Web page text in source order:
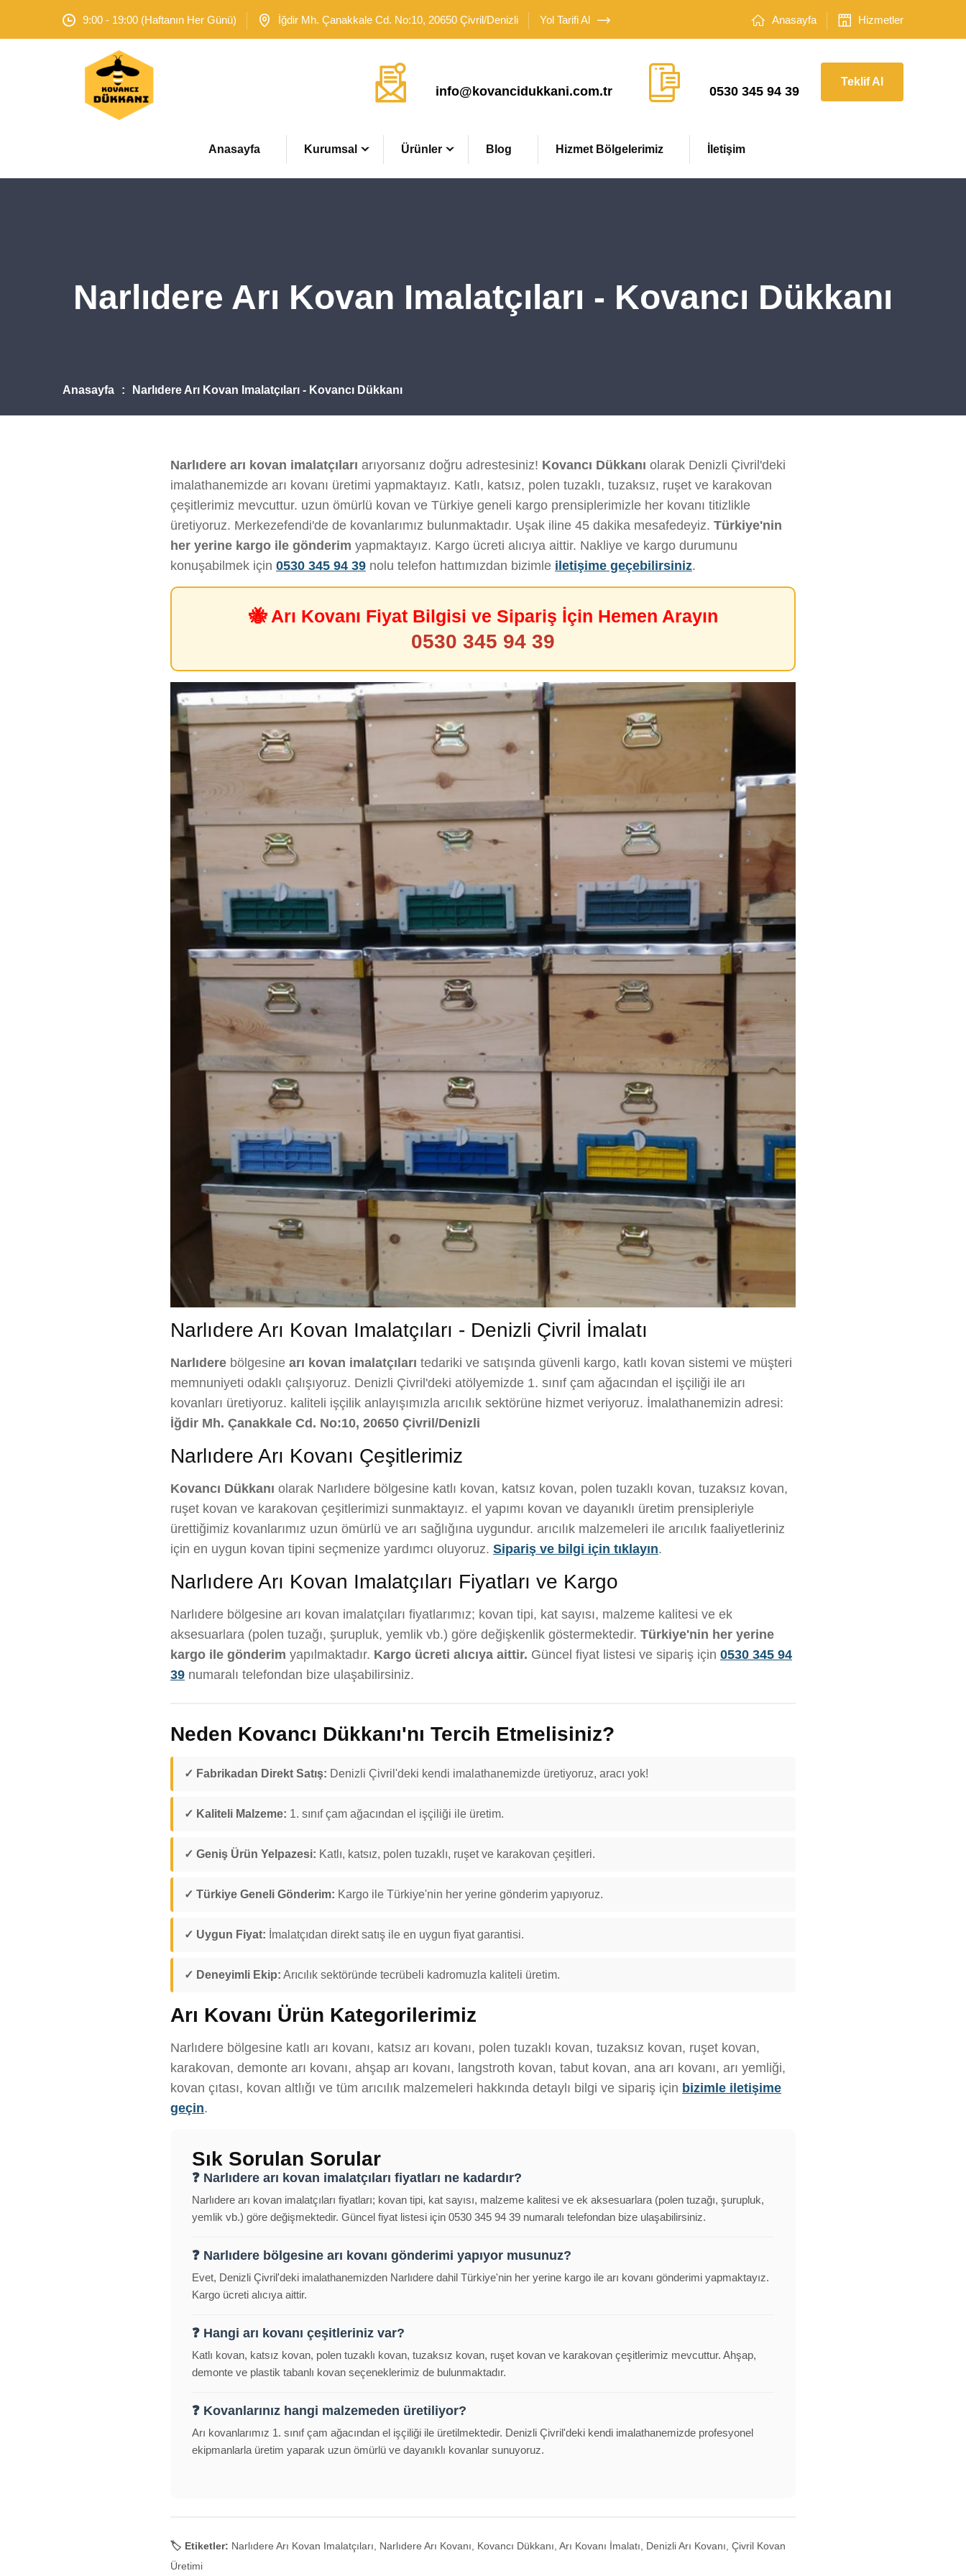
9:00 - 19:00 (Haftanın Her Günü) İğdir Mh. Çanakkale Cd. No:10, 20650 Çivril/Denizli Yol Tarifi Al Anasayfa Hizmetler
info@kovancidukkani.com.tr 0530 345 94 39
Teklif Al
Anasayfa Kurumsal Ürünler Blog Hizmet Bölgelerimiz İletişim
Narlıdere Arı Kovan Imalatçıları - Kovancı Dükkanı
Anasayfa Narlıdere Arı Kovan Imalatçıları - Kovancı Dükkanı
Narlıdere arı kovan imalatçıları arıyorsanız doğru adrestesiniz! Kovancı Dükkanı olarak Denizli Çivril'deki
imalathanemizde arı kovanı üretimi yapmaktayız. Katlı, katsız, polen tuzaklı, tuzaksız, ruşet ve karakovan
çeşitlerimiz mevcuttur. uzun ömürlü kovan ve Türkiye geneli kargo prensiplerimizle her kovanı titizlikle
üretiyoruz. Merkezefendi'de de kovanlarımız bulunmaktadır. Uşak iline 45 dakika mesafedeyiz. Türkiye'nin
her yerine kargo ile gönderim yapmaktayız. Kargo ücreti alıcıya aittir. Nakliye ve kargo durumunu
konuşabilmek için 0530 345 94 39 nolu telefon hattımızdan bizimle iletişime geçebilirsiniz.
🐝 Arı Kovanı Fiyat Bilgisi ve Sipariş İçin Hemen Arayın
0530 345 94 39
Narlıdere Arı Kovan Imalatçıları - Denizli Çivril İmalatı
Narlıdere bölgesine arı kovan imalatçıları tedariki ve satışında güvenli kargo, katlı kovan sistemi ve müşteri
memnuniyeti odaklı çalışıyoruz. Denizli Çivril'deki atölyemizde 1. sınıf çam ağacından el işçiliği ile arı
kovanları üretiyoruz. kaliteli işçilik anlayışımızla arıcılık sektörüne hizmet veriyoruz. İmalathanemizin adresi:
İğdir Mh. Çanakkale Cd. No:10, 20650 Çivril/Denizli
Narlıdere Arı Kovanı Çeşitlerimiz
Kovancı Dükkanı olarak Narlıdere bölgesine katlı kovan, katsız kovan, polen tuzaklı kovan, tuzaksız kovan,
ruşet kovan ve karakovan çeşitlerimizi sunmaktayız. el yapımı kovan ve dayanıklı üretim prensipleriyle
ürettiğimiz kovanlarımız uzun ömürlü ve arı sağlığına uygundur. arıcılık malzemeleri ile arıcılık faaliyetleriniz
için en uygun kovan tipini seçmenize yardımcı oluyoruz. Sipariş ve bilgi için tıklayın.
Narlıdere Arı Kovan Imalatçıları Fiyatları ve Kargo
Narlıdere bölgesine arı kovan imalatçıları fiyatlarımız; kovan tipi, kat sayısı, malzeme kalitesi ve ek
aksesuarlara (polen tuzağı, şurupluk, yemlik vb.) göre değişkenlik göstermektedir. Türkiye'nin her yerine
kargo ile gönderim yapılmaktadır. Kargo ücreti alıcıya aittir. Güncel fiyat listesi ve sipariş için 0530 345 94
39 numaralı telefondan bize ulaşabilirsiniz.
Neden Kovancı Dükkanı'nı Tercih Etmelisiniz?
✓ Fabrikadan Direkt Satış: Denizli Çivril'deki kendi imalathanemizde üretiyoruz, aracı yok!
✓ Kaliteli Malzeme: 1. sınıf çam ağacından el işçiliği ile üretim.
✓ Geniş Ürün Yelpazesi: Katlı, katsız, polen tuzaklı, ruşet ve karakovan çeşitleri.
✓ Türkiye Geneli Gönderim: Kargo ile Türkiye'nin her yerine gönderim yapıyoruz.
✓ Uygun Fiyat: İmalatçıdan direkt satış ile en uygun fiyat garantisi.
✓ Deneyimli Ekip: Arıcılık sektöründe tecrübeli kadromuzla kaliteli üretim.
Arı Kovanı Ürün Kategorilerimiz
Narlıdere bölgesine katlı arı kovanı, katsız arı kovanı, polen tuzaklı kovan, tuzaksız kovan, ruşet kovan,
karakovan, demonte arı kovanı, ahşap arı kovanı, langstroth kovan, tabut kovan, ana arı kovanı, arı yemliği,
kovan çıtası, kovan altlığı ve tüm arıcılık malzemeleri hakkında detaylı bilgi ve sipariş için bizimle iletişime
geçin.
Sık Sorulan Sorular
❓ Narlıdere arı kovan imalatçıları fiyatları ne kadardır?
Narlıdere arı kovan imalatçıları fiyatları; kovan tipi, kat sayısı, malzeme kalitesi ve ek aksesuarlara (polen tuzağı, şurupluk,
yemlik vb.) göre değişmektedir. Güncel fiyat listesi için 0530 345 94 39 numaralı telefondan bize ulaşabilirsiniz.
❓ Narlıdere bölgesine arı kovanı gönderimi yapıyor musunuz?
Evet, Denizli Çivril'deki imalathanemizden Narlıdere dahil Türkiye'nin her yerine kargo ile arı kovanı gönderimi yapmaktayız.
Kargo ücreti alıcıya aittir.
❓ Hangi arı kovanı çeşitleriniz var?
Katlı kovan, katsız kovan, polen tuzaklı kovan, tuzaksız kovan, ruşet kovan ve karakovan çeşitlerimiz mevcuttur. Ahşap,
demonte ve plastik tabanlı kovan seçeneklerimiz de bulunmaktadır.
❓ Kovanlarınız hangi malzemeden üretiliyor?
Arı kovanlarımız 1. sınıf çam ağacından el işçiliği ile üretilmektedir. Denizli Çivril'deki kendi imalathanemizde profesyonel
ekipmanlarla üretim yaparak uzun ömürlü ve dayanıklı kovanlar sunuyoruz.
🏷️ Etiketler: Narlıdere Arı Kovan Imalatçıları, Narlıdere Arı Kovanı, Kovancı Dükkanı, Arı Kovanı İmalatı, Denizli Arı Kovanı, Çivril Kovan
Üretimi